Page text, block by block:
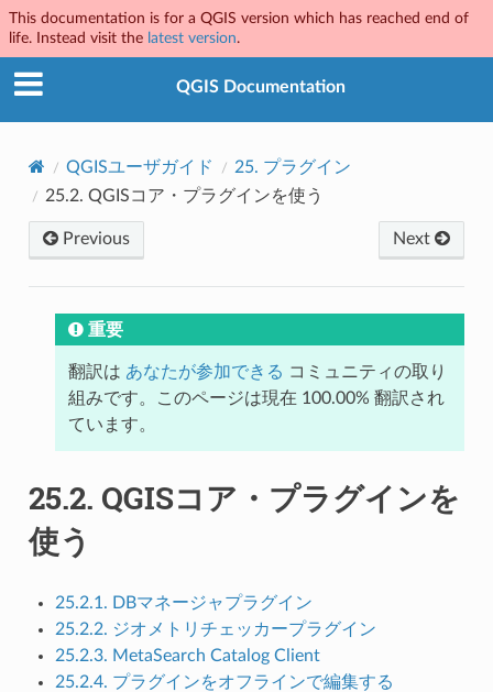
This documentation is for a QGIS version which has reached end of
life. Instead visit the latest version.
QGIS Documentation
QGISユーザガイド 25. プラグイン
25.2. QGISコア・プラグインを使う
Previous Next
重要
翻訳は あなたが参加できる コミュニティの取り
組みです。このページは現在 100.00% 翻訳され
ています。
25.2. QGISコア・プラグインを
使う
25.2.1. DBマネージャプラグイン
25.2.2. ジオメトリチェッカープラグイン
25.2.3. MetaSearch Catalog Client
25.2.4. プラグインをオフラインで編集する